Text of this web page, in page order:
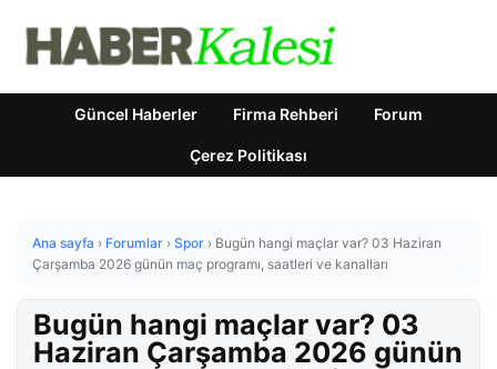
Güncel Haberler Firma Rehberi Forum
Çerez Politikası
Ana sayfa › Forumlar › Spor › Bugün hangi maçlar var? 03 Haziran
Çarşamba 2026 günün maç programı, saatleri ve kanalları
Bugün hangi maçlar var? 03
Haziran Çarşamba 2026 günün